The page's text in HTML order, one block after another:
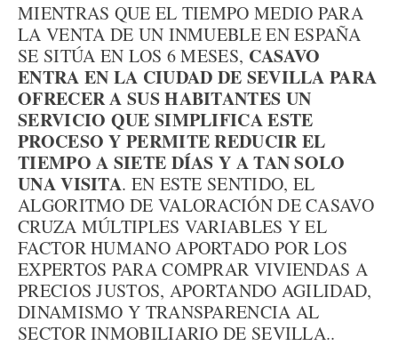
MIENTRAS QUE EL TIEMPO MEDIO PARA
LA VENTA DE UN INMUEBLE EN ESPAÑA
SE SITÚA EN LOS 6 MESES, CASAVO
ENTRA EN LA CIUDAD DE SEVILLA PARA
OFRECER A SUS HABITANTES UN
SERVICIO QUE SIMPLIFICA ESTE
PROCESO Y PERMITE REDUCIR EL
TIEMPO A SIETE DÍAS Y A TAN SOLO
UNA VISITA. EN ESTE SENTIDO, EL
ALGORITMO DE VALORACIÓN DE CASAVO
CRUZA MÚLTIPLES VARIABLES Y EL
FACTOR HUMANO APORTADO POR LOS
EXPERTOS PARA COMPRAR VIVIENDAS A
PRECIOS JUSTOS, APORTANDO AGILIDAD,
DINAMISMO Y TRANSPARENCIA AL
SECTOR INMOBILIARIO DE SEVILLA..